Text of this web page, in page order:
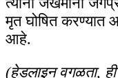
मृत घोषित करण्यात
आहे.
(हेडलाइन वगळता, ही